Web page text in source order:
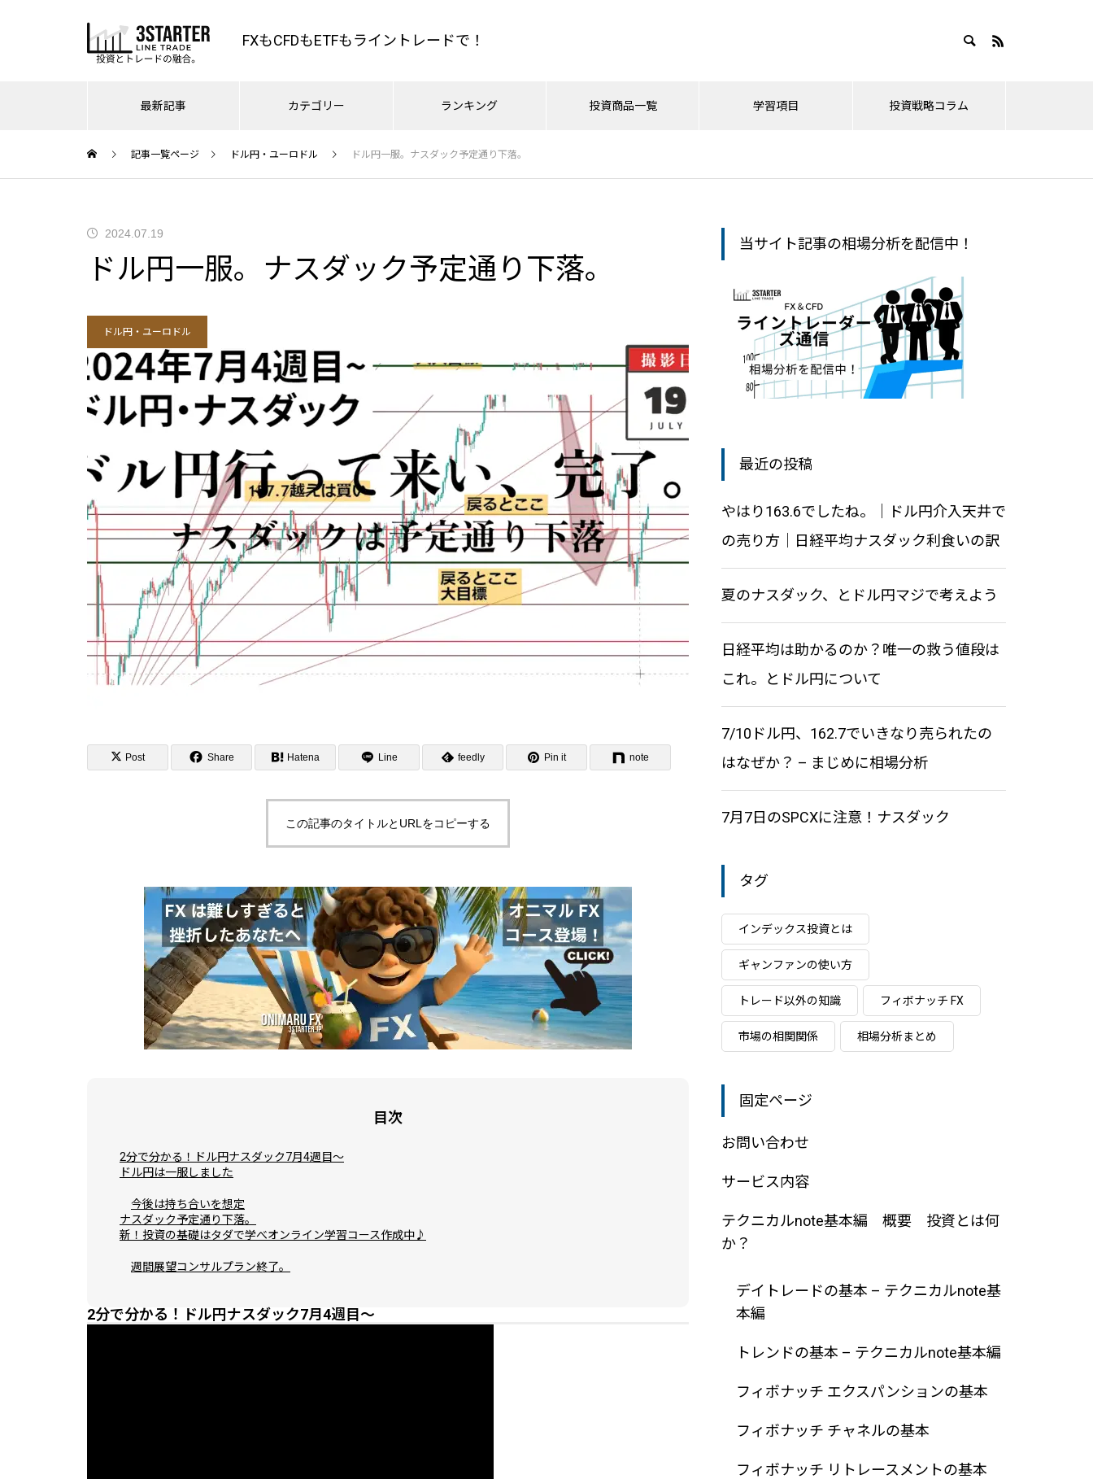
FXもCFDもETFもライントレードで！
最新記事 カテゴリー ランキング 投資商品一覧 学習項目 投資戦略コラム
FXのやり方 CFDの取引手法
均ナスダック利食いの訳
に相場分析
い円安のゴールどこ？
ドル円153円割れでピンチ？客
観的に見てみましょう
ドル円は予定通り159.1で下
落。現在156は通過。さてどう
ドル円2026年はどうなる？年間
と直近の目標値
ドル円の12月ボラティリティ
は？(現在156円)
ドル円はもう少し行けるが安心
していると・・抵抗帯はここ
る傾向
今日は円インデックスチャート
を見ましょう
雇用統計で大暴落したドル円は
下落1波スタートか？また
7/10ドル円、162.7でいきなり売ら
分析
ー
投資の基礎はタダで学べメール講
日経平均は助かるのか？唯一の救
う値段はこれ。とドル円について
2026.04.12
4月相場の壮大な妄想！株価指数の
ピークとクロス円を追う！
おすすめページ
「投資戦略コラム」が完成しまし
投資戦略8 – それで、結局トレー
ドをする？投資をする？
投資戦略6 – 投資信託と老後
投資戦略5 – リスクヘッジとリス
ク管理手法
から理解する
ナスダック・NYダウ・S&P500 日経平均 金相場
で考えよう
ック
そろそろ危惧すべき点について
雇用統計で燃料を燃やし尽くし
たのか否か？
今週はナスダック配信！だがこ
の状況☆値位置だけは分かって
2026年3月は結構重要な値動き
になるかも知れない・・。
ナスダックだけ持ち合い？なん
で？
ナスダック(nas100)は持ち合い
無理は禁物！勝負は日本市場に
あり
ダック
ナスダックは高値圏持ち合いだ
が、まだ目標値は未達。
ナスダックは今週26000行け
る！？
ナスダックは上昇目標月足でブ
レイク | 新総裁誕生おめでと
う！日経どうなる
記事一覧ページ ドル円・ユーロドル ドル円一服。ナスダック予定通り下落。
2024.07.19
ドル円一服。ナスダック予定通り下落。
ドル円・ユーロドル
Post Share Hatena Line feedly Pin it note
この記事のタイトルとURLをコピーする
目次
2分で分かる！ドル円ナスダック7月4週目～
ドル円は一服しました
今後は持ち合いを想定
ナスダック予定通り下落。
新！投資の基礎はタダで学べオンライン学習コース作成中♪
週間展望コンサルプラン終了。
2分で分かる！ドル円ナスダック7月4週目～
当サイト記事の相場分析を配信中！
最近の投稿
やはり163.6でしたね。｜ドル円介入天井で
の売り方｜日経平均ナスダック利食いの訳
夏のナスダック、とドル円マジで考えよう
日経平均は助かるのか？唯一の救う値段は
これ。とドル円について
7/10ドル円、162.7でいきなり売られたの
はなぜか？ – まじめに相場分析
7月7日のSPCXに注意！ナスダック
タグ
インデックス投資とは
ギャンファンの使い方
トレード以外の知識 フィボナッチ FX
市場の相関関係 相場分析まとめ
固定ページ
お問い合わせ
サービス内容
テクニカルnote基本編 概要 投資とは何
か？
デイトレードの基本 – テクニカルnote基
本編
トレンドの基本 – テクニカルnote基本編
フィボナッチ エクスパンションの基本
フィボナッチ チャネルの基本
フィボナッチ リトレースメントの基本